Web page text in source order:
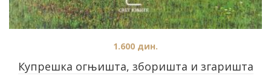
Купрешка огњишта, зборишта и згаришта
1.600 дин.